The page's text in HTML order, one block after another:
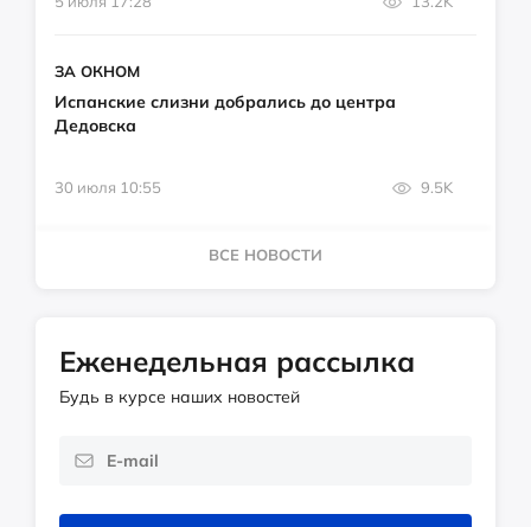
ЗА ОКНОМ
Испанские слизни добрались до центра
Дедовска
30 июля 10:55 9.5K
ВСЕ НОВОСТИ
Еженедельная рассылка
Будь в курсе наших новостей